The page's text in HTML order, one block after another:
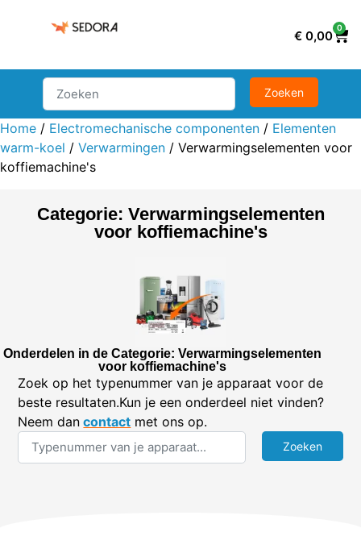
€ 0,00
0
Home / Electromechanische componenten / Elementen
warm-koel / Verwarmingen / Verwarmingselementen voor
koffiemachine's
Categorie: Verwarmingselementen
voor koffiemachine's
Onderdelen in de Categorie: Verwarmingselementen
voor koffiemachine's
Zoek op het typenummer van je apparaat voor de
beste resultaten.Kun je een onderdeel niet vinden?
Neem dan contact met ons op.